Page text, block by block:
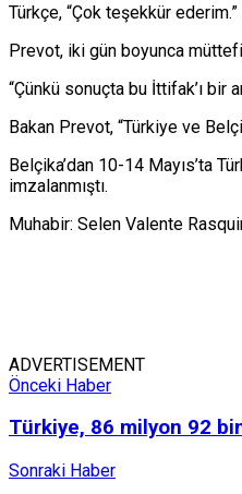
Türkçe, “Çok teşekkür
Prevot, iki gün boyunca
“Çünkü sonuçta bu İttifak’ı bir
Bakan Prevot, “Türkiye ve
Belçika’dan 10-14 Mayıs’ta
imzalanmıştı.
Muhabir: Selen Valente
ADVERTISEMENT
Önceki Haber
Türkiye, 86 milyon 92
Sonraki Haber